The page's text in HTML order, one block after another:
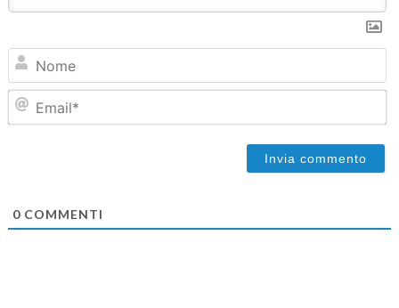
0COMMENTI